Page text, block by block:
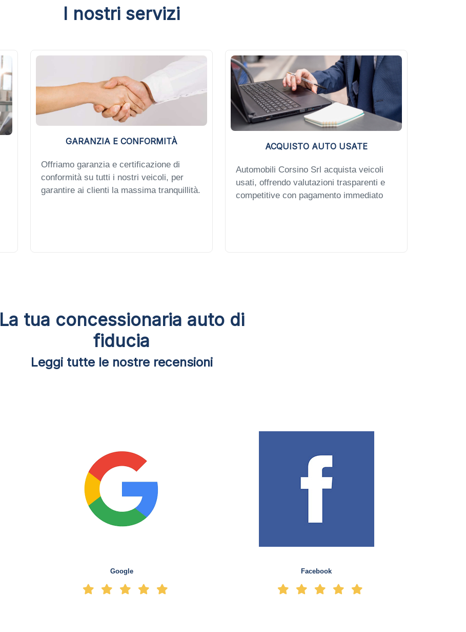
I nostri servizi
GARANZIA E CONFORMITÀ
Offriamo garanzia e certificazione di
conformità su tutti i nostri veicoli, per
garantire ai clienti la massima tranquillità.
ACQUISTO AUTO USATE
Automobili Corsino Srl acquista veicoli
usati, offrendo valutazioni trasparenti e
competitive con pagamento immediato
La tua concessionaria auto di
fiducia
Leggi tutte le nostre recensioni
Google Facebook